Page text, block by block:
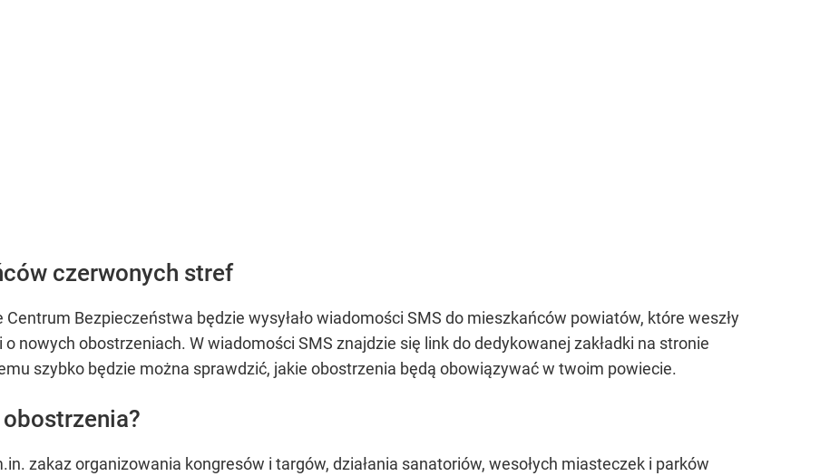
czerwonych stref
Bezpieczeństwa będzie wysyłało wiadomości SMS do mieszkańców powiatów, które weszły
nowych obostrzeniach. W wiadomości SMS znajdzie się link do dedykowanej zakładki na stronie
szybko będzie można sprawdzić, jakie obostrzenia będą obowiązywać w twoim powiecie.
zakaz organizowania kongresów i targów, działania sanatoriów, wesołych miasteczek i parków